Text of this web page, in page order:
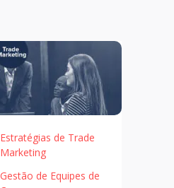
Estratégias de Trade
Marketing
Gestão de Equipes de